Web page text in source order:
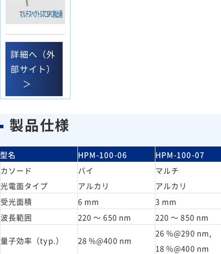
詳細へ（外
部サイト）
＞
製品仕様
型名 HPM-100-06
HPM-100-07
カソード
光電面タイプ
バイ
アルカリ
マルチ
アルカリ
受光面積
6 mm
3 mm
波長範囲
220 ～ 650 nm 220 ～ 850 nm
量子効率（typ.） 28 %@400 nm
26 %@290 nm,
18 %@400 nm